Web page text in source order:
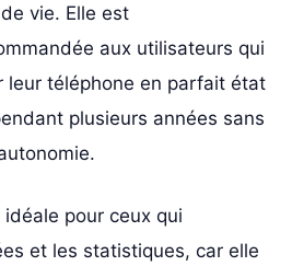
vie. Elle est
aux utilisateurs qui
leur téléphone en parfait état
plusieurs années sans
pour ceux qui
et les statistiques, car elle